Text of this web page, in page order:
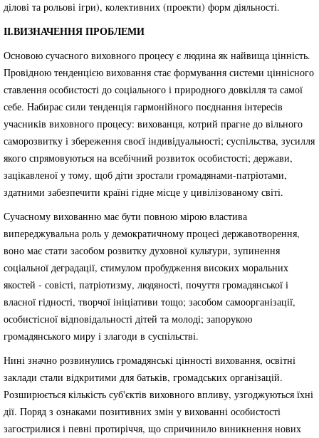
ділові та рольові ігри), колективних (проекти) форм діяльності.
ІІ.ВИЗНАЧЕННЯ ПРОБЛЕМИ
Основою сучасного виховного процесу є людина як найвища цінність.
Провідною тенденцією виховання стає формування системи ціннісного
ставлення особистості до соціального і природного довкілля та самої
себе. Набирає сили тенденція гармонійного поєднання інтересів
учасників виховного процесу: вихованця, котрий прагне до вільного
саморозвитку і збереження своєї індивідуальності; суспільства, зусилля
якого спрямовуються на всебічний розвиток особистості; держави,
зацікавленої у тому, щоб діти зростали громадянами-патріотами,
здатними забезпечити країні гідне місце у цивілізованому світі.
Сучасному вихованню має бути повною мірою властива
випереджувальна роль у демократичному процесі державотворення,
воно має стати засобом розвитку духовної культури, зупинення
соціальної деградації, стимулом пробудження високих моральних
якостей - совісті, патріотизму, людяності, почуття громадянської і
власної гідності, творчої ініціативи тощо; засобом самоорганізації,
особистісної відповідальності дітей та молоді; запорукою
громадянського миру і злагоди в суспільстві.
Нині значно розвинулись громадянські цінності виховання, освітні
заклади стали відкритими для батьків, громадських організацій.
Розширюється кількість суб'єктів виховного впливу, узгоджуються їхні
дії. Поряд з ознаками позитивних змін у вихованні особистості
загострилися і певні протиріччя, що спричинило виникнення нових